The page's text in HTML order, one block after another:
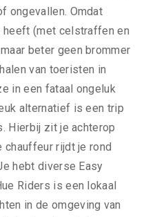
ongevallen. Omdat
(met celstraffen en
beter geen brommer
van toeristen in
in een fataal ongeluk
alternatief is een trip
Hierbij zit je achterop
chauffeur rijdt je rond
hebt diverse Easy
Riders is een lokaal
in de omgeving van